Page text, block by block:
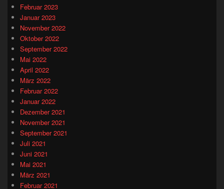
Februar 2023
Januar 2023
November 2022
Oktober 2022
September 2022
Mai 2022
April 2022
März 2022
Februar 2022
Januar 2022
Dezember 2021
November 2021
September 2021
Juli 2021
Juni 2021
Mai 2021
März 2021
Februar 2021